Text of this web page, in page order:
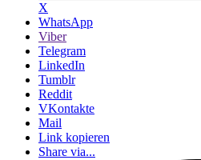
X
WhatsApp
Viber
Telegram
LinkedIn
Tumblr
Reddit
VKontakte
Mail
Link kopieren
Share via...